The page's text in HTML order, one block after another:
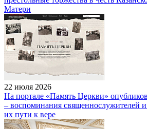
Матери
22 июля 2026
На портале «Память Церкви»
– воспоминания священнослужителей
их пути к вере